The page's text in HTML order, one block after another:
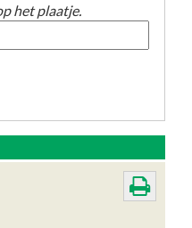
het plaatje.